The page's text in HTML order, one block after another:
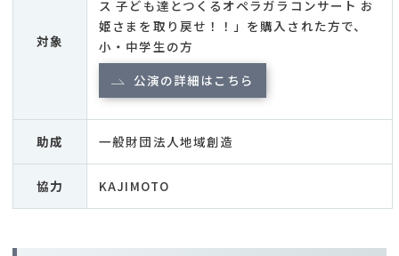
対象
ス 子ども達とつくるオペラガラコンサート お
姫さまを取り戻せ！！」を購入された方で、
小・中学生の方
公演の詳細はこちら
助成 一般財団法人地域創造
協力 KAJIMOTO